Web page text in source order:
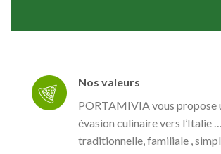
Nos valeurs
PORTAMIVIA vous propose
évasion culinaire vers l’Italie
traditionnelle, familiale ,